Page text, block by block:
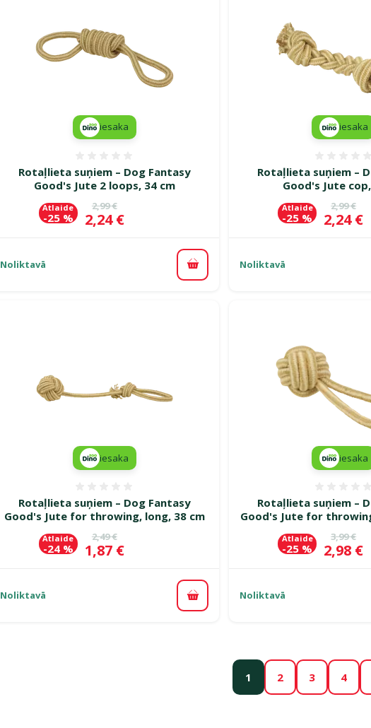
Rotaļlieta suņiem – Dog Fantasy
Good's Jute 2 loops, 34 cm
Oriģinālā cena
2,99 €
Cena
2,24 €
Atlaide
-25 %
iesaka
Noliktavā Pievienot grozam
Rotaļlieta suņiem –
Good's Jute
Oriģinālā
2,99 €
Cena
2,24 €
Atlaide
-25 %
iesaka
Noliktavā
Rotaļlieta suņiem – Dog Fantasy
Good's Jute for throwing, long, 38 cm
Oriģinālā cena
2,49 €
Cena
1,87 €
Atlaide
-24 %
iesaka
Noliktavā Pievienot grozam
Rotaļlieta suņiem –
Good's Jute for
Oriģinālā
3,99 €
Cena
2,98 €
Atlaide
-25 %
iesaka
Noliktavā
1 2 3 4